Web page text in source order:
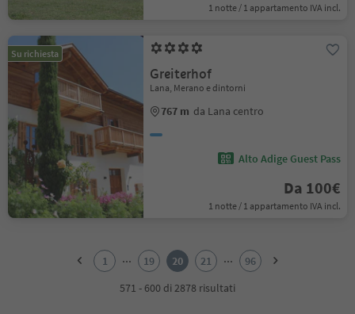
1 notte / 1 appartamento IVA incl.
Su richiesta
Greiterhof
Lana, Merano e dintorni
767 m da Lana centro
Alto Adige Guest Pass
Da 100€
1 notte / 1 appartamento IVA incl.
1 ... 19 20 21 ...
96
571 - 600 di 2878 risultati